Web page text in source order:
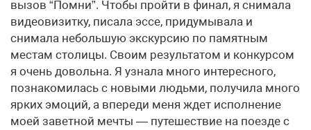
вызов “Помни”. Чтобы пройти в финал, я снимала
видеовизитку, писала эссе, придумывала и
снимала небольшую экскурсию по памятным
местам столицы. Своим результатом и конкурсом
я очень довольна. Я узнала много интересного,
познакомилась с новыми людьми, получила много
ярких эмоций, а впереди меня ждет исполнение
моей заветной мечты — путешествие на поезде с